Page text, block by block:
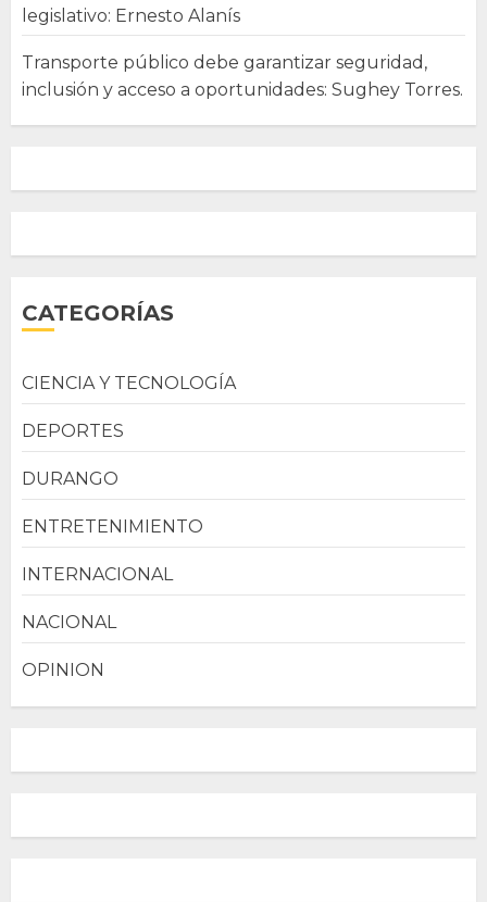
legislativo: Ernesto Alanís
Transporte público debe garantizar seguridad,
inclusión y acceso a oportunidades: Sughey Torres.
CATEGORÍAS
CIENCIA Y TECNOLOGÍA
DEPORTES
DURANGO
ENTRETENIMIENTO
INTERNACIONAL
NACIONAL
OPINION